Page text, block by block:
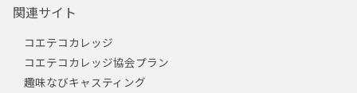
関連サイト
コエテコカレッジ
コエテコカレッジ協会プラン
趣味なびキャスティング